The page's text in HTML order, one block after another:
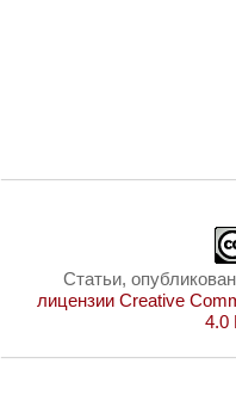
Статьи,
лицензии Creative
4.0